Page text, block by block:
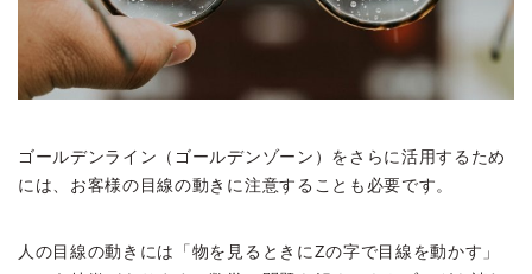
ゴールデンライン（ゴールデンゾーン）をさらに活用するため
には、お客様の目線の動きに注意することも必要です。
人の目線の動きには「物を見るときにZの字で目線を動かす」